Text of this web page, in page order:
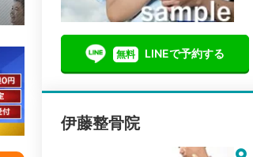
無料 LINEで予約する
伊藤整骨院